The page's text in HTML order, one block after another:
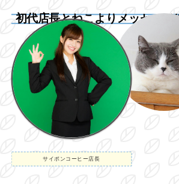
初代店長とねこよりメッセージ
サイポンコーヒー店長